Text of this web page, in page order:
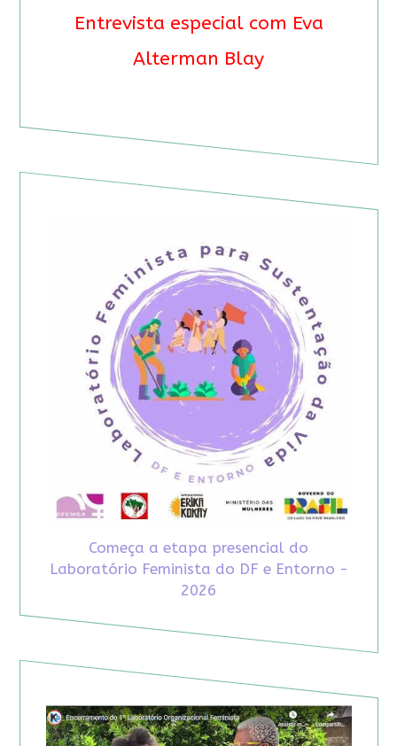
Entrevista especial com Eva
Alterman Blay
Começa a etapa presencial do
Laboratório Feminista do DF e Entorno -
2026